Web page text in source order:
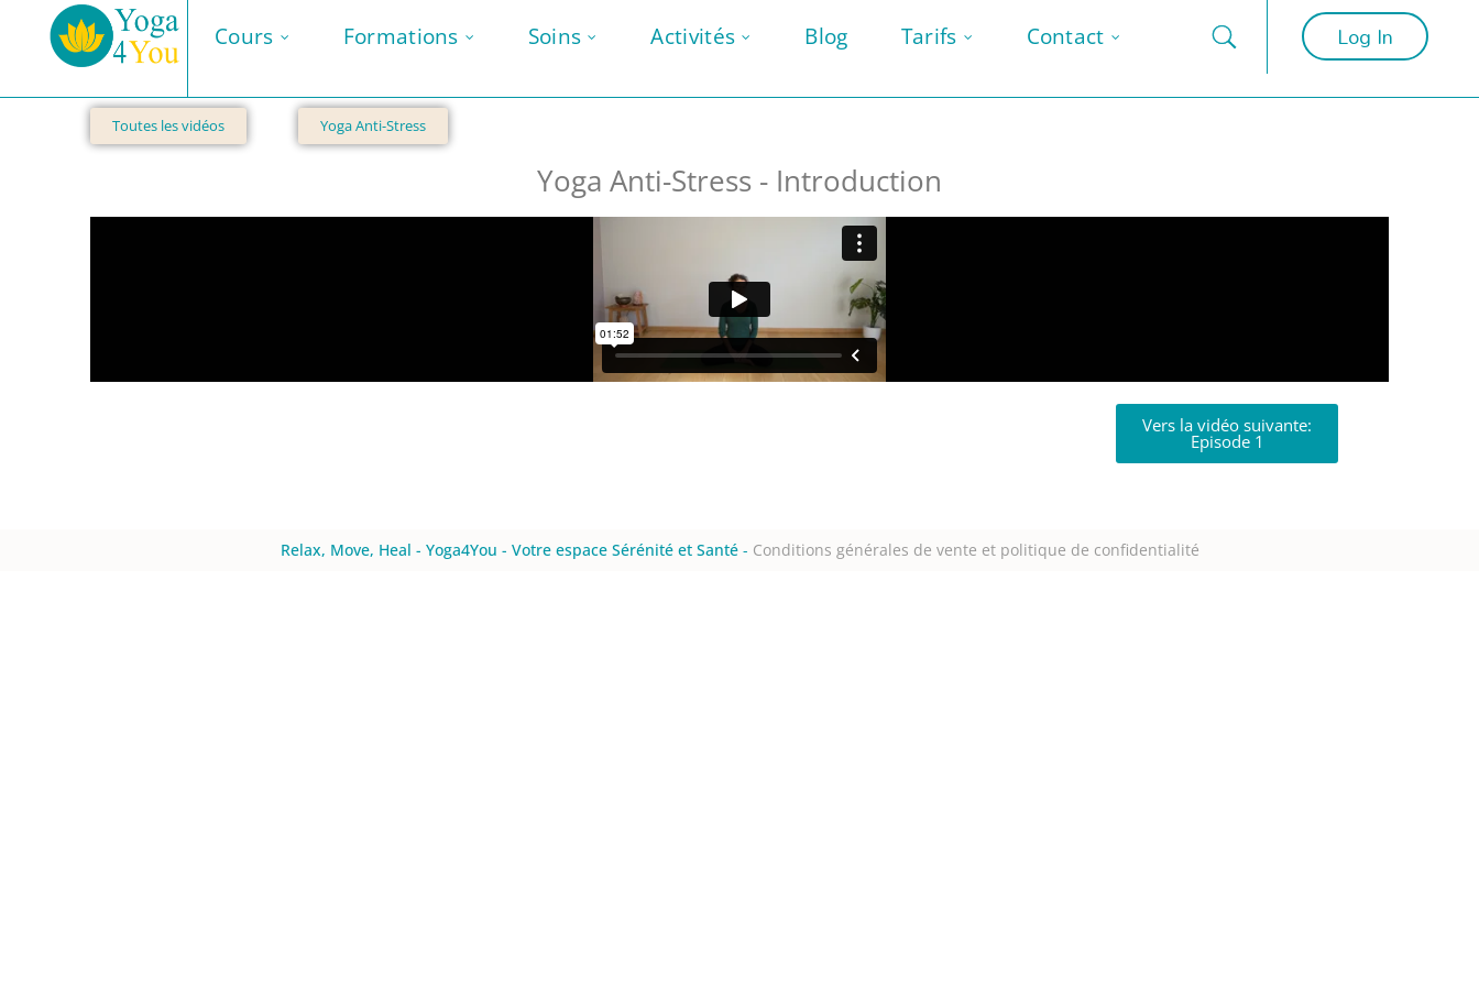
Log In
Cours Formations Soins Activités Blog Tarifs Contact
Toutes les vidéos Yoga Anti-Stress
Yoga Anti-Stress - Introduction
Vers la vidéo suivante:
Episode 1
Relax, Move, Heal - Yoga4You - Votre espace Sérénité et Santé - Conditions générales de vente et politique de confidentialité